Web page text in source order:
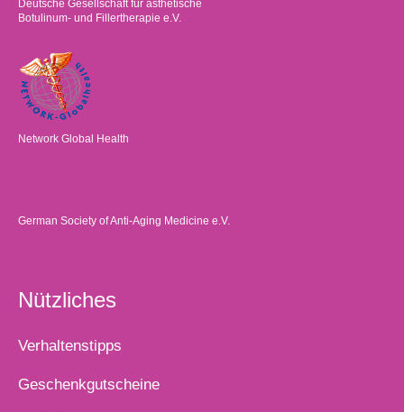
Deutsche Gesellschaft für ästhetische
Botulinum- und Fillertherapie e.V.
Network Global Health
German Society of Anti-Aging Medicine e.V.
Nützliches
Verhaltenstipps
Geschenkgutscheine